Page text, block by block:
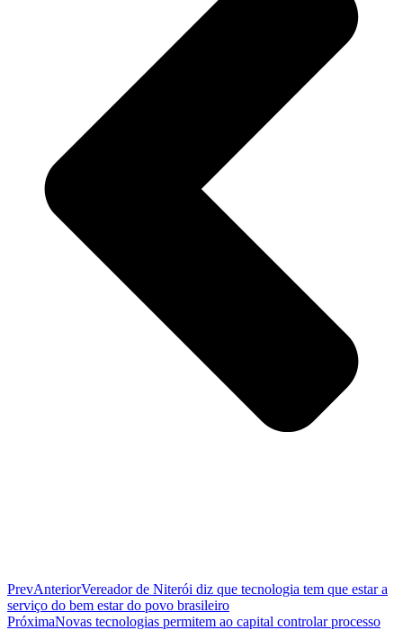
PrevAnteriorVereador de Niterói diz que tecnologia tem que estar a
serviço do bem estar do povo brasileiro
PróximaNovas tecnologias permitem ao capital controlar processo